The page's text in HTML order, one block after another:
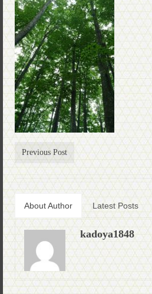
お問い合わせ
Previous Post
About Author Latest Posts
kadoya1848